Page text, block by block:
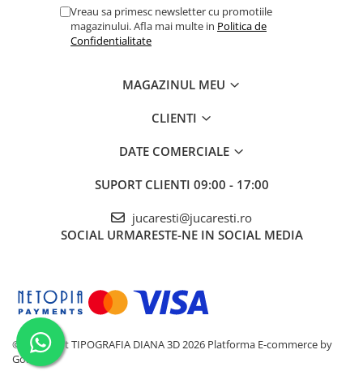
Vreau sa primesc newsletter cu promotiile
magazinului. Afla mai multe in Politica de
Confidentialitate
MAGAZINUL MEU
CLIENTI
DATE COMERCIALE
SUPORT CLIENTI 09:00 - 17:00
jucaresti@jucaresti.ro
SOCIAL URMARESTE-NE IN SOCIAL MEDIA
©Copyright TIPOGRAFIA DIANA 3D 2026 Platforma E-commerce by
Gomag